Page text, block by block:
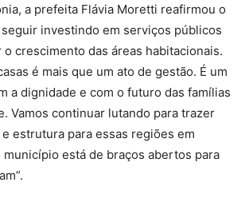
a prefeita Flávia Moretti reafirmou o
investindo em serviços públicos
o crescimento das áreas habitacionais.
é mais que um ato de gestão. É um
a dignidade e com o futuro das famílias
Vamos continuar lutando para trazer
estrutura para essas regiões em
município está de braços abertos para